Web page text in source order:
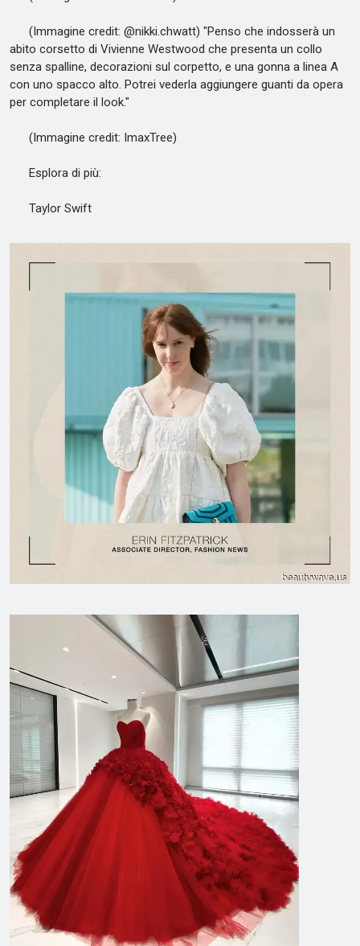
(Immagine credit: @nikki.chwatt) "Penso che indosserà un
abito corsetto di Vivienne Westwood che presenta un collo
senza spalline, decorazioni sul corpetto, e una gonna a linea A
con uno spacco alto. Potrei vederla aggiungere guanti da opera
per completare il look."
(Immagine credit: ImaxTree)
Esplora di più:
Taylor Swift